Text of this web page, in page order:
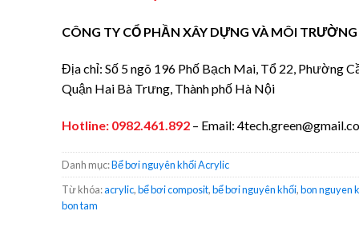
CÔNG TY CỔ PHẦN XÂY DỰNG VÀ MÔI TRƯỜNG
Địa chỉ: Số 5 ngõ 196 Phố Bạch Mai, Tổ 22, Phường
Quận Hai Bà Trưng, Thành phố Hà Nội
Hotline: 0982.461.892– Email:
Danh mục:Bể bơi nguyên khối Acrylic
Từ khóa:acrylic,bể bơi composit,bể bơi nguyên khối,bon nguyen
bon tam